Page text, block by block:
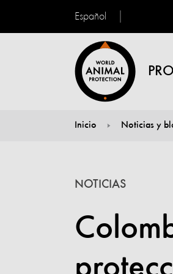
Español
Inicio Noticias y
NOTICIAS